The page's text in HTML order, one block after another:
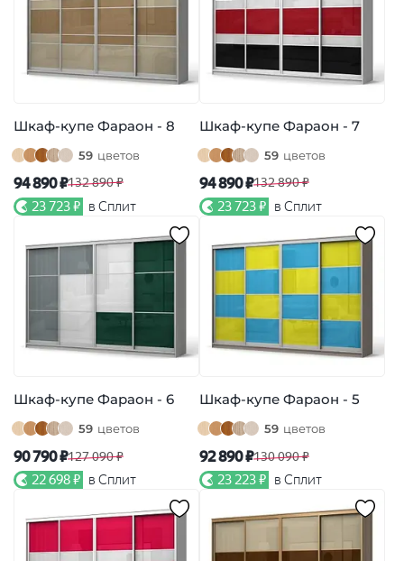
Шкаф-купе Фараон - 8
59 цветов
94 890 ₽132 890 ₽
23 723 ₽ в Сплит
Шкаф-купе Фараон - 7
59 цветов
94 890 ₽132 890 ₽
23 723 ₽ в Сплит
Шкаф-купе Фараон - 6
59 цветов
90 790 ₽127 090 ₽
22 698 ₽ в Сплит
Шкаф-купе Фараон - 5
59 цветов
92 890 ₽130 090 ₽
23 223 ₽ в Сплит